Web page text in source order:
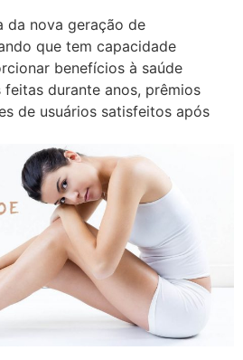
da nova geração de
que tem capacidade
benefícios à saúde
durante anos, prêmios
de usuários satisfeitos após